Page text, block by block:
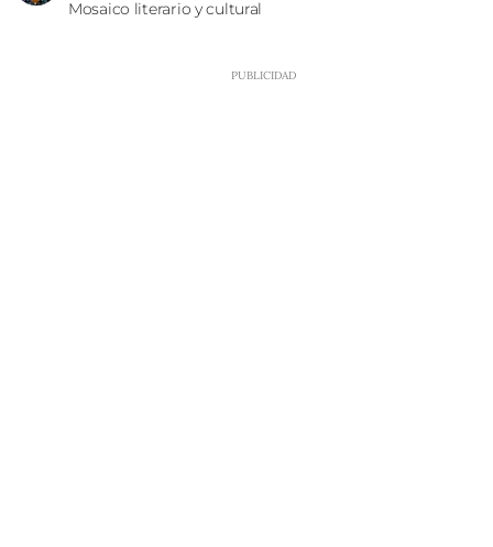
Mosaico literario y cultural